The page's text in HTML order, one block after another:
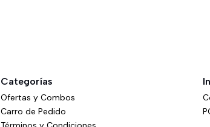
Categorías
Ofertas y Combos
Carro de Pedido